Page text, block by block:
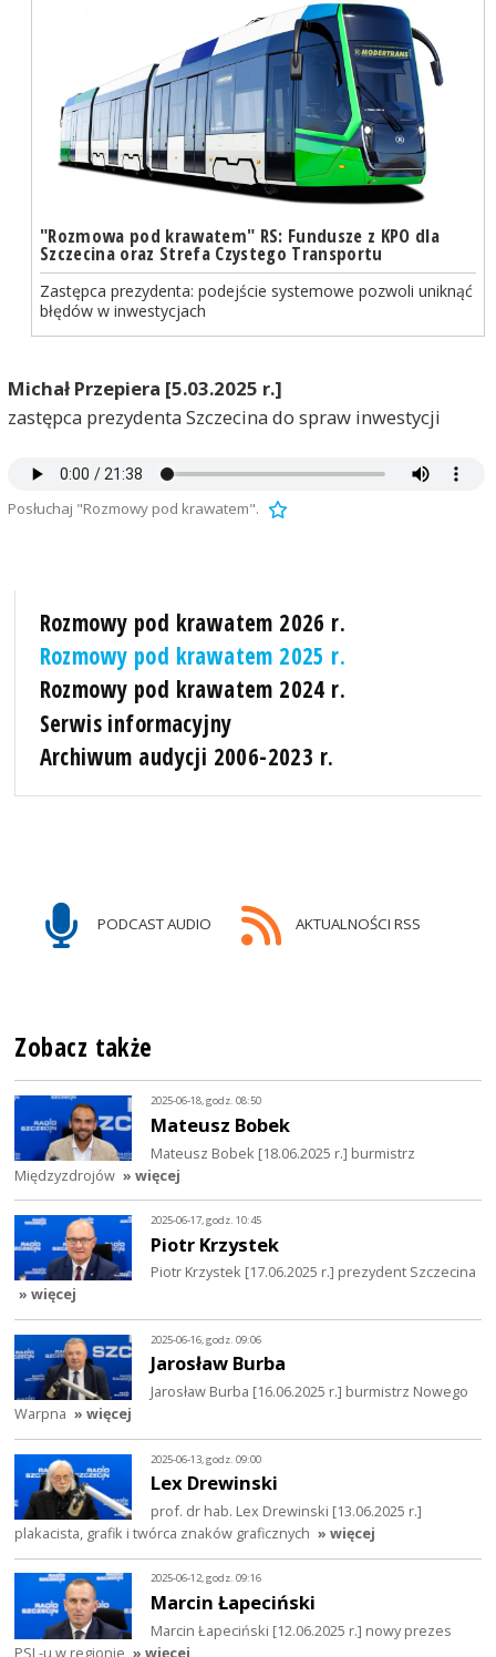
"Rozmowa pod krawatem" RS: Fundusze z KPO dla
Szczecina oraz Strefa Czystego Transportu
Zastępca prezydenta: podejście systemowe pozwoli uniknąć
błędów w inwestycjach
Michał Przepiera [5.03.2025 r.]
zastępca prezydenta Szczecina do spraw inwestycji
Posłuchaj "Rozmowy pod krawatem".
Rozmowy pod krawatem 2026 r.
Rozmowy pod krawatem 2025 r.
Rozmowy pod krawatem 2024 r.
Serwis informacyjny
Archiwum audycji 2006-2023 r.
PODCAST AUDIO AKTUALNOŚCI RSS
Zobacz także
2025-06-18, godz. 08:50
Mateusz Bobek
Mateusz Bobek [18.06.2025 r.] burmistrz
Międzyzdrojów » więcej
2025-06-17, godz. 10:45
Piotr Krzystek
Piotr Krzystek [17.06.2025 r.] prezydent Szczecina
» więcej
2025-06-16, godz. 09:06
Jarosław Burba
Jarosław Burba [16.06.2025 r.] burmistrz Nowego
Warpna » więcej
2025-06-13, godz. 09:00
Lex Drewinski
prof. dr hab. Lex Drewinski [13.06.2025 r.]
plakacista, grafik i twórca znaków graficznych » więcej
2025-06-12, godz. 09:16
Marcin Łapeciński
Marcin Łapeciński [12.06.2025 r.] nowy prezes
PSL-u w regionie » więcej